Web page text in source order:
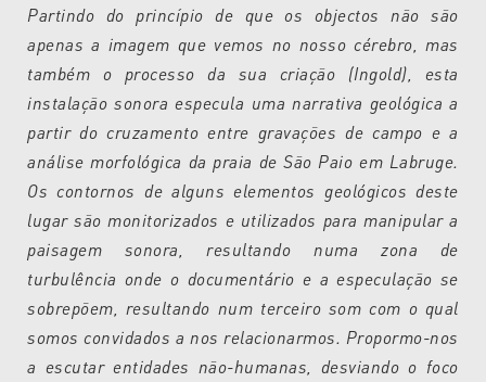
Partindo do princípio de que os objectos não são
apenas a imagem que vemos no nosso cérebro, mas
também o processo da sua criação (Ingold), esta
instalação sonora especula uma narrativa geológica a
partir do cruzamento entre gravações de campo e a
análise morfológica da praia de São Paio em Labruge.
Os contornos de alguns elementos geológicos deste
lugar são monitorizados e utilizados para manipular a
paisagem sonora, resultando numa zona de
turbulência onde o documentário e a especulação se
sobrepõem, resultando num terceiro som com o qual
somos convidados a nos relacionarmos. Propormo-nos
a escutar entidades não-humanas, desviando o foco